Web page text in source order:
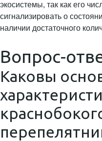
экосистемы, так как его
сигнализировать о
наличии достаточного
Вопрос-
Каковы